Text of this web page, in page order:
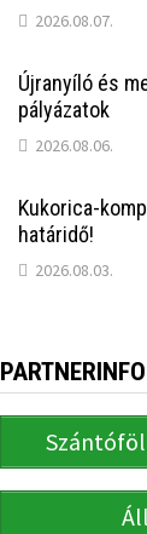
2026.08.07.
Újranyíló és
pályázatok
2026.08.06.
Kukorica-
határidő!
2026.08.03.